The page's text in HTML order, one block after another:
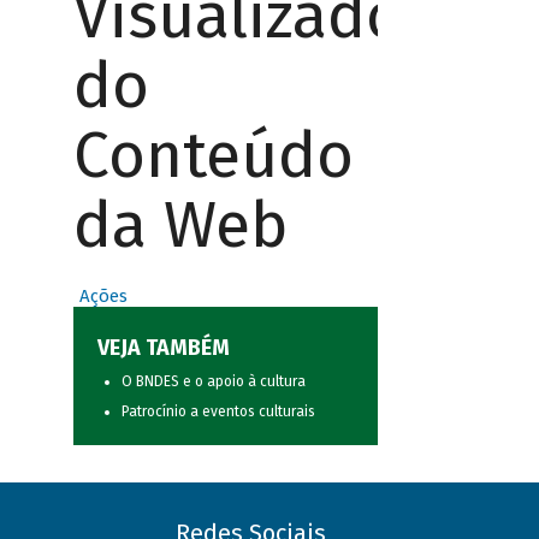
Visualizador
do
Conteúdo
da Web
Ações
VEJA TAMBÉM
O BNDES e o apoio à cultura
Patrocínio a eventos culturais
Redes Sociais